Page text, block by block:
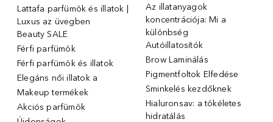
Lattafa parfümök és illatok |
Luxus az üvegben
Beauty SALE
Férfi parfümök
Férfi parfümök és illatok
Elegáns női illatok ️a
Makeup termékek
Akciós parfümök
Az illatanyagok
koncentrációja: Mi a
különbség
Autóillatosítók
Brow Laminálás
Pigmentfoltok Elfedése
Sminkelés kezdőknek
Hialuronsav: a tökéletes
hidratálás